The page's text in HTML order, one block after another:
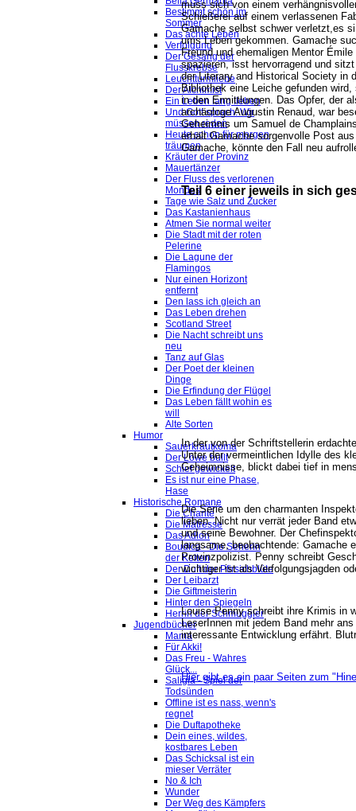
Bestimmt schön im
Sommer
Das achte Leben
Verfolgung
Der Gesang der
Flusskrebse
Leuchtturmliebe
Der Alchimist
Ein Leben lang lieben
Und Gott sprach: Wir
müssen reden
Heute schon für morgen
träumen
Kräuter der Provinz
Mauertänzer
Der Fluss des verlorenen
Mondes
Tage wie Salz und Zucker
Das Kastanienhaus
Atmen Sie normal weiter
Die Stadt mit der roten
Pelerine
Die Lagune der
Flamingos
Nur einen Horizont
entfernt
Den lass ich gleich an
Das Leben drehen
Scotland Street
Die Nacht schreibt uns
neu
Tanz auf Glas
Der Poet der kleinen
Dinge
Die Erfindung der Flügel
Das Leben fällt wohin es
will
Alte Sorten
Humor
Sauerkrautkoma
Der Löwe büllt
Schief gewickelt
Es ist nur eine Phase,
Hase
Historische Romane
Die Charité
Die Mätresse
Das Adlon
Boudica - Die Seherin
der Kelten
Der Duft der Pfirsichblüte
Der Leibarzt
Die Giftmeisterin
Hinter den Spiegeln
Herrin der Schmuggler
Jugendbücher
Mama
Für Akki!
Das Freu - Wahres
Glück...
Saligia - Spiel der
Todsünden
Offline ist es nass, wenn's
regnet
Die Duftapotheke
Dein eines, wildes,
kostbares Leben
Das Schicksal ist ein
mieser Verräter
No & Ich
Wunder
Der Weg des Kämpfers
muss sich von einem
Schießerei auf einem verlassenen
Gamache selbst schwer verletzt,es
ums ­Leben gekommen. Gamache
Freund und ehemaligen Mentor
spazieren, isst hervorragend und
der ­Literary and Historical Society in
Bibliothek eine ­Leiche gefunden
in den Ermittlungen. Das ­Opfer, der
archäologe Augustin Renaud, war
Geheimnis um Samuel de
erhält Gamache sorgenvolle Post
Gamache, könnte den Fall neu
Teil 6 einer jeweils in sich
In der von der Schriftstellerin
Unter der vermeintlichen Idylle des
Geheimnisse, blickt dabei tief in
Die Serie um den charmanten
lieben. Nicht nur verrät jeder Band
und seine Bewohner. Der
langsame, beobachtende: Gamache
Provinzpolizist. Penny schreibt
wichtiger ist als Verfolgungsjagden
Louise Penny schreibt ihre Krimis in
LeserInnen mit jedem Band mehr
interessante Entwicklung erfährt.
Hier gibt es ein paar Seiten zum